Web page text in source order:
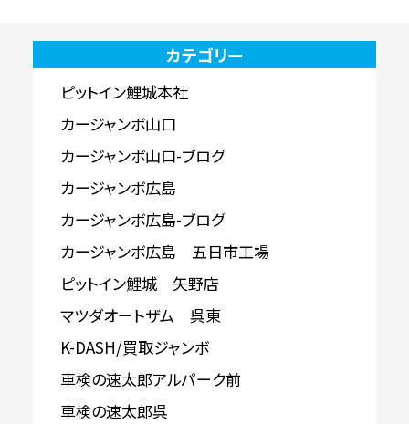
カテゴリー
ピットイン鯉城本社
カージャンボ山口
カージャンボ山口-ブログ
カージャンボ広島
カージャンボ広島-ブログ
カージャンボ広島 五日市工場
ピットイン鯉城 矢野店
マツダオートザム 呉東
K-DASH/買取ジャンボ
車検の速太郎アルパーク前
車検の速太郎呉